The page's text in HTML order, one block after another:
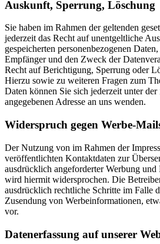
Auskunft, Sperrung, Löschung
Sie haben im Rahmen der geltenden
jederzeit das Recht auf unentgeltliche
gespeicherten personenbezogenen
Empfänger und den Zweck der
Recht auf Berichtigung, Sperrung oder
Hierzu sowie zu weiteren Fragen zum
Daten können Sie sich jederzeit unter
angegebenen Adresse an uns wenden.
Widerspruch gegen Werbe-
Der Nutzung von im Rahmen der
veröffentlichten Kontaktdaten zur
ausdrücklich angeforderter Werbung
wird hiermit widersprochen. Die
ausdrücklich rechtliche Schritte im Falle
Zusendung von Werbeinformationen,
vor.
Datenerfassung auf unserer